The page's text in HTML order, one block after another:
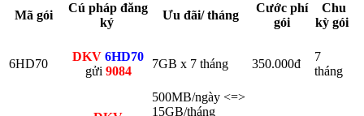
Mã gói
Cú pháp đăng
ký
Ưu đãi/ tháng
Cước phí
gói
Chu
kỳ gói
6HD70
DKV 6HD70
gửi 9084
7GB x 7 tháng 350.000đ
7
tháng
500MB/ngày <=>
15GB/tháng